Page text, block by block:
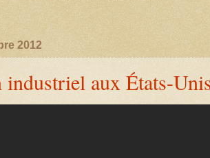
2012
industriel aux États-